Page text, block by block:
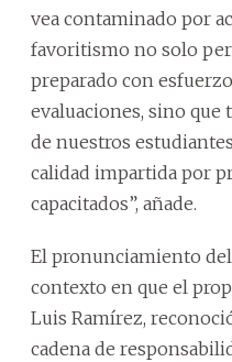
vea contaminado por
favoritismo no solo
preparado con
evaluaciones, sino
de nuestros
calidad impartida por
capacitados”, añade.
El pronunciamiento
contexto en que el
Luis Ramírez,
cadena de